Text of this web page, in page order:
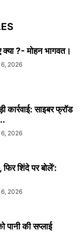
क्या ?- मोहन भागवत।
2026
कार्रवाई: साइबर फ्रॉड
2026
फिर शिंदे पर बोलें’:
2026
की सप्लाई